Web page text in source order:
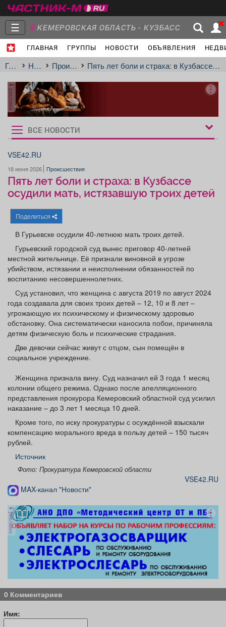
☰ КЕМЕРОВСКАЯ ОБЛАСТЬ - КУЗБАСС
ГЛАВНАЯ ГРУППЫ НОВОСТИ ОБЪЯВЛЕНИЯ
Главная
Группы Новости
Объявления Недвижимость Услуги
Работа Компании
Афиша Обучение Проекты
ТВ программа Я - пенсионер
ГлавнаяНовостиПроисшествия Пять лет боли и страха: в Кузбассе осудили мать, истязавшую троих детей
реклама
Рукбрики
новостей
ВСЕ НОВОСТИ
VSE42.RU
18 июня 2026 Происшествия
Пять лет боли и страха: в Кузбассе
осудили мать, истязавшую троих детей
Поделиться
В Гурьевске осудили 40-летнюю мать троих детей.
Гурьевский городской суд вынес приговор 40-летней
местной жительнице. Её признали виновной в угрозе
убийством, истязании и неисполнении обязанностей по
воспитанию несовершеннолетних.
Суд установил, что женщина с августа 2019 по август 2024
года создавала для своих троих детей – 12, 10 и 8 лет –
угрожающую их психическому и физическому здоровью
обстановку. Она систематически наносила побои, причиняла
детям физическую боль и психические страдания.
Две девочки сейчас живут с отцом, сын помещён в
социальное учреждение.
Женщина признала вину. Суд назначил ей 3 года 1 месяц
колонии общего режима. Однако после апелляционного
представления прокурора Кемеровский областной суд усилил
наказание – до 3 лет 1 месяца 10 дней.
Кроме того, по иску прокуратуры с осуждённой взыскали
компенсацию морального вреда в пользу детей – 150 тысяч
рублей.
Источник
Фото: Прокуратура Кемеровской области
VSE42.RU
MAX-канал "Новости"
реклама
0 Комментариев
Имя: